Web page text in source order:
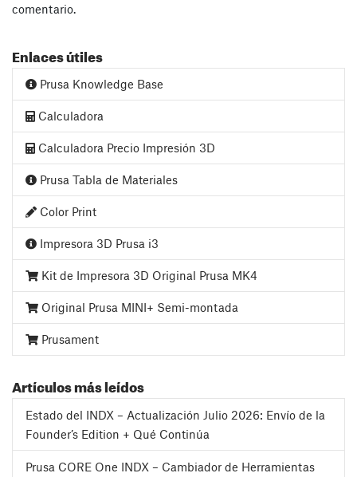
comentario.
Enlaces útiles
Prusa Knowledge Base
Calculadora
Calculadora Precio Impresión 3D
Prusa Tabla de Materiales
Color Print
Impresora 3D Prusa i3
Kit de Impresora 3D Original Prusa MK4
Original Prusa MINI+ Semi-montada
Prusament
Artículos más leídos
Estado del INDX – Actualización Julio 2026: Envío de la
Founder’s Edition + Qué Continúa
Prusa CORE One INDX – Cambiador de Herramientas